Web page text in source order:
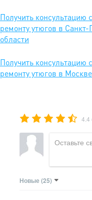
Получить консультацию
ремонту утюгов в
области
Получить консультацию
ремонту утюгов в
4.4
Новые (25)